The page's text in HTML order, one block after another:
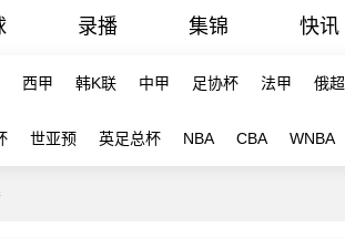
录播 集锦 快讯
西甲 韩K联 中甲 足协杯 法甲 俄超
世亚预 英足总杯 NBA CBA WNBA